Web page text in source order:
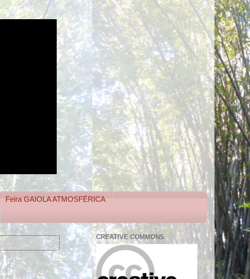
Feira GAIOLA ATMOSFÉRICA
CREATIVE COMMONS